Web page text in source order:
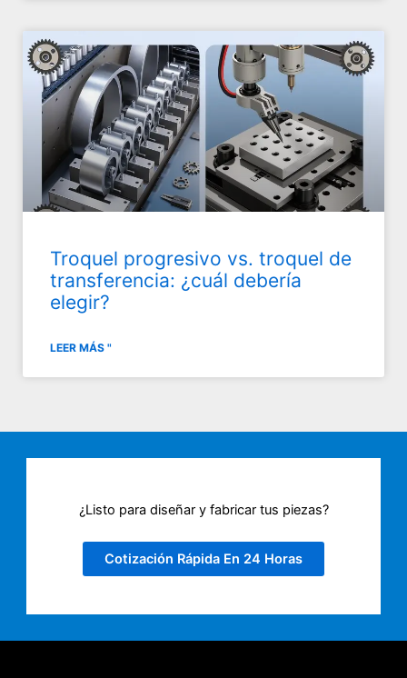
Troquel progresivo vs. troquel de
transferencia: ¿cuál debería
elegir?
LEER MÁS "
¿Listo para diseñar y fabricar tus piezas?
Cotización Rápida En 24 Horas